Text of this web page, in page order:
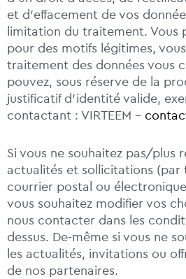
et d’effacement de vos
limitation du traitement. Vous
pour des motifs légitimes,
traitement des données vous
pouvez, sous réserve de la
justificatif d’identité valide,
contactant : VIRTEEM –
Si vous ne souhaitez pas/plus
actualités et sollicitations (par
courrier postal ou
vous souhaitez modifier vos
nous contacter dans les
dessus. De-même si vous ne
les actualités, invitations ou
de nos partenaires.